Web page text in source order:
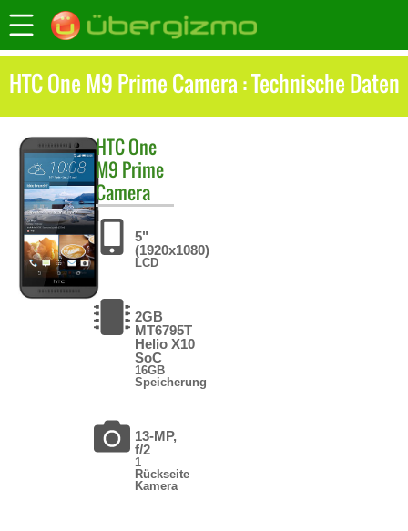
HTC One M9 Prime Camera : Technische Daten
HTCOne
M9 Prime
Camera
5"
(1920x1080)
LCD
2GB
MT6795T
Helio X10
SoC
16GB
Speicherung
13-MP,
f/2
1
Rückseite
Kamera